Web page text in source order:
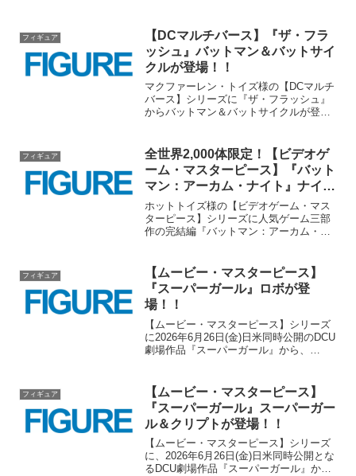
ック・マスターピース】『バットマン：
キリングジョーク』ジョー...
フィギュア
【DCマルチバース】『ザ・フラ
ッシュ』バットマン＆バットサイ
クルが登場！！
マクファーレン・トイズ様の【DCマルチ
バース】シリーズに『ザ・フラッシュ』
からバットマン＆バットサイクルが登場
ね！！同作で既に発売されているバット
マンフィギュアと合わせるの...
フィギュア
全世界2,000体限定！【ビデオゲ
ーム・マスターピース】『バット
マン：アーカム・ナイト』ナイト
ウィングが登場！！
ホットトイズ様の【ビデオゲーム・マス
ターピース】シリーズに人気ゲーム三部
作の完結編『バットマン：アーカム・ナ
サピエンス様のみでの販売となりま
す！！気になる方はご予約お...
フィギュア
【ムービー・マスターピース】
『スーパーガール』ロボが登
場！！
【ムービー・マスターピース】シリーズ
に2026年6月26日(金)日米同時公開のDCU
劇場作品『スーパーガール』から、
場です！！いつも造り込みが素晴らしい
ホットトイズ様...
フィギュア
【ムービー・マスターピース】
『スーパーガール』スーパーガー
ル＆クリプトが登場！！
【ムービー・マスターピース】シリーズ
に、2026年6月26日(金)日米同時公開とな
るDCU劇場作品『スーパーガール』から